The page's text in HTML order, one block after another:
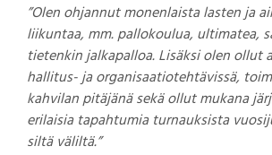
”Olen ohjannut monenlaista lasten ja
liikuntaa, mm. pallokoulua, ultimatea,
tietenkin jalkapalloa. Lisäksi olen ollut
hallitus- ja organisaatiotehtävissä,
kahvilan pitäjänä sekä ollut mukana
erilaisia tapahtumia turnauksista
siltä väliltä.”